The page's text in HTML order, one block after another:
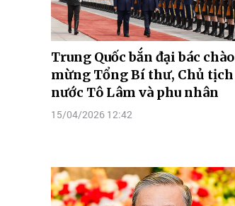
Trung Quốc bắn đại bác chào
mừng Tổng Bí thư, Chủ tịch
nước Tô Lâm và phu nhân
15/04/2026 12:42